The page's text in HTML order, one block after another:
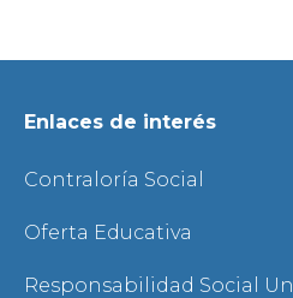
Enlaces de interés
Contraloría Social
Oferta Educativa
Responsabilidad Social